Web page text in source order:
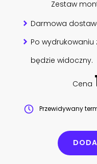
Zestaw
Darmowa
Po
będzie widoczny.
Cena
Przewidywany